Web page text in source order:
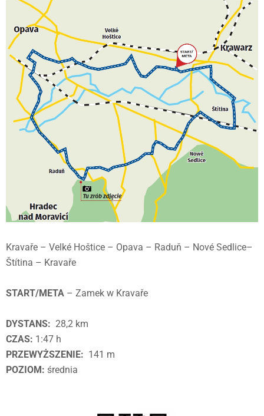
Kravaře – Velké Hoštice – Opava – Raduň – Nové Sedlice–
Štítina – Kravaře
START/META – Zamek w Kravaře
DYSTANS: 28,2 km
CZAS: 1:47 h
PRZEWYŻSZENIE: 141 m
POZIOM: średnia